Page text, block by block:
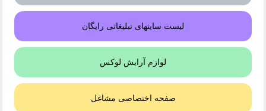
لیست سایتهای تبلیغاتی رایگان
لوازم آرایش لوکس
صفحه اختصاصی مشاغل